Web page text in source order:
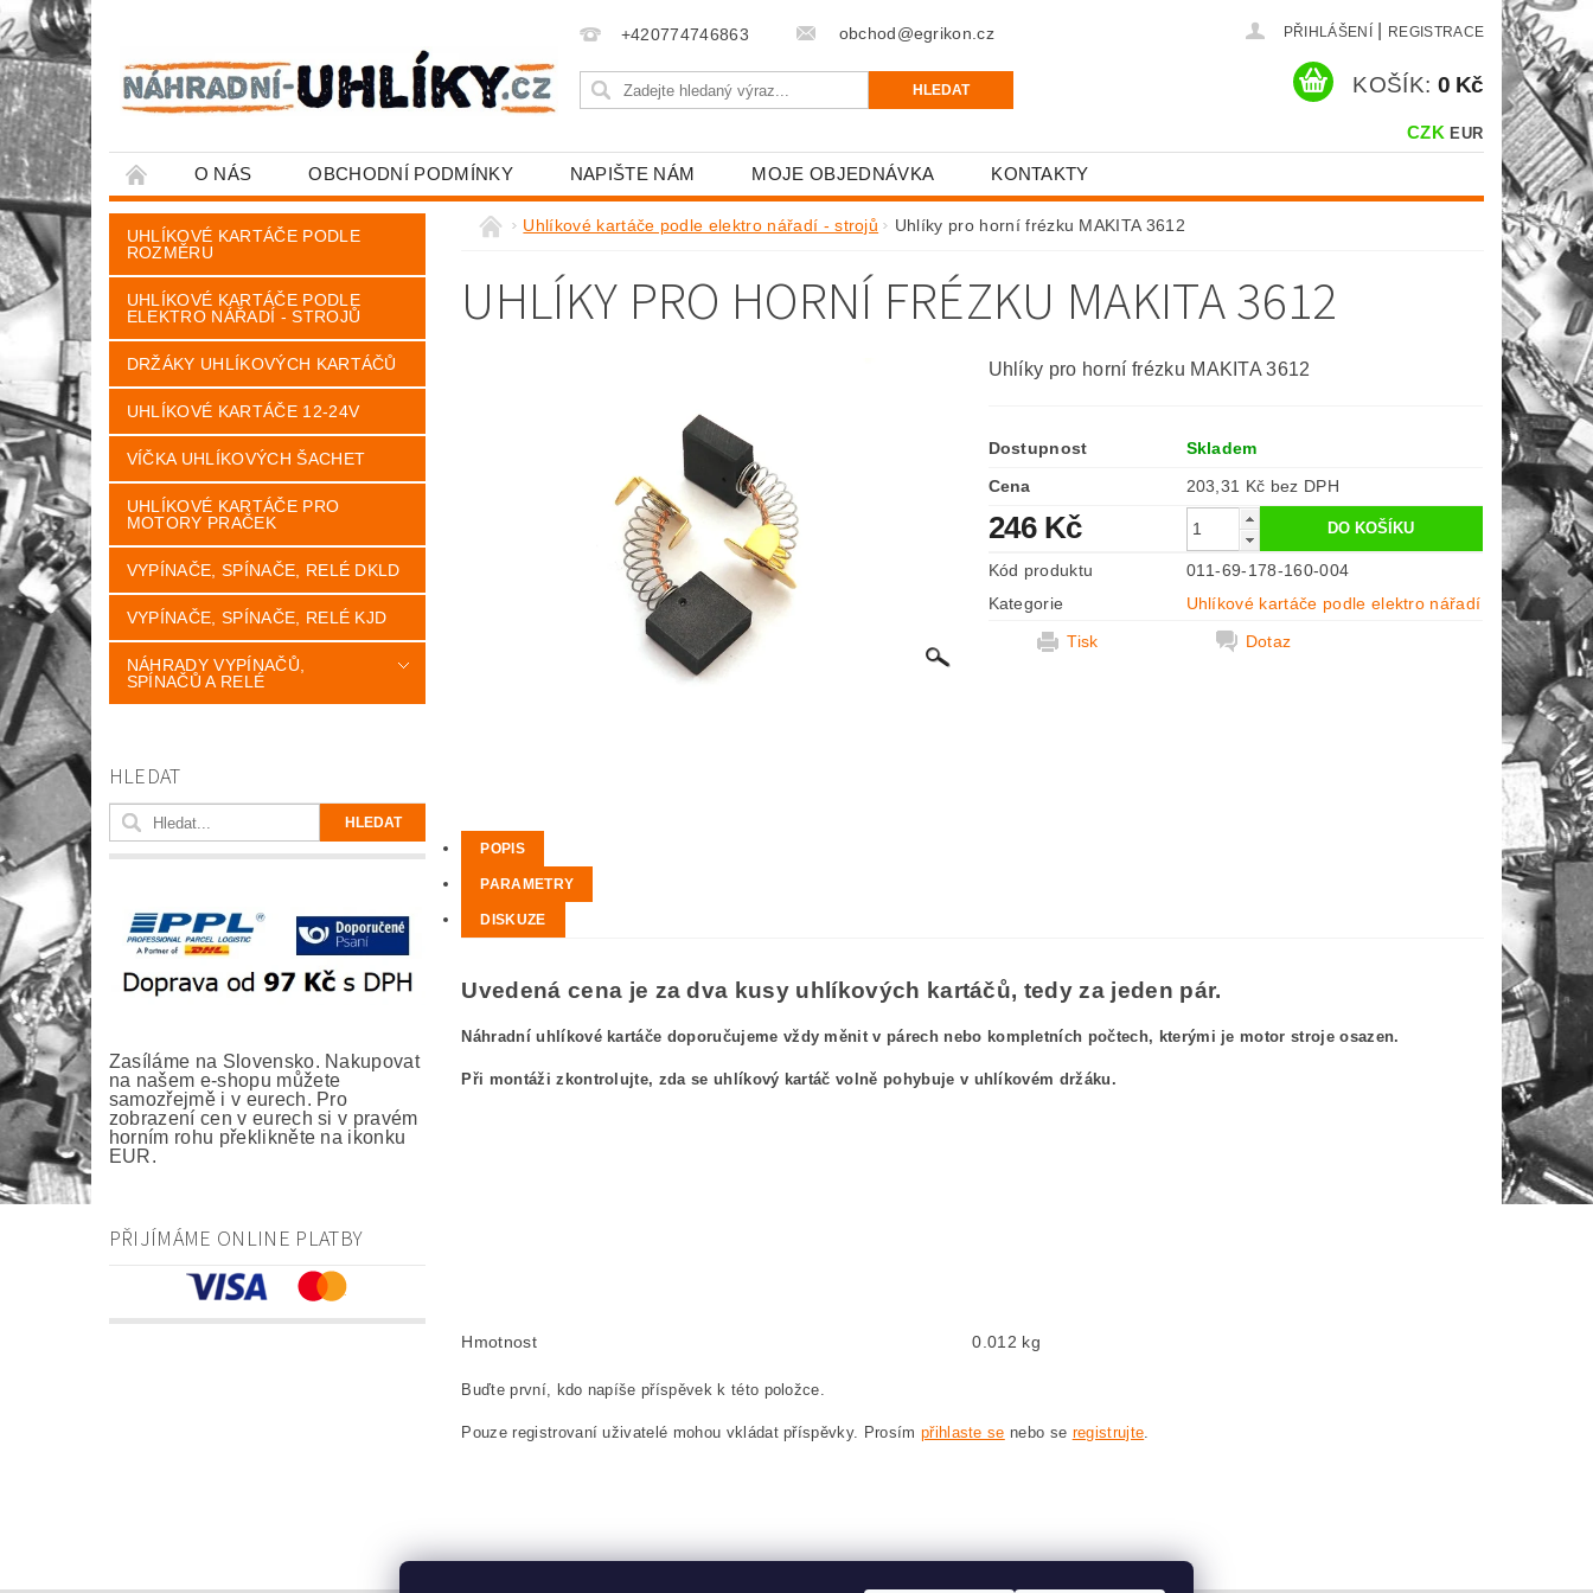
+420774746863 obchod@egrikon.cz PŘIHLÁŠENÍ REGISTRACE
CZK EUR
KOŠÍK: 0 Kč
O NÁS OBCHODNÍ PODMÍNKY NAPIŠTE NÁM MOJE OBJEDNÁVKA KONTAKTY
UHLÍKOVÉ KARTÁČE PODLE
ROZMĚRU
UHLÍKOVÉ KARTÁČE PODLE
ELEKTRO NÁŘADÍ - STROJŮ
DRŽÁKY UHLÍKOVÝCH KARTÁČŮ
UHLÍKOVÉ KARTÁČE 12-24V
VÍČKA UHLÍKOVÝCH ŠACHET
UHLÍKOVÉ KARTÁČE PRO
MOTORY PRAČEK
VYPÍNAČE, SPÍNAČE, RELÉ DKLD
VYPÍNAČE, SPÍNAČE, RELÉ KJD
NÁHRADY VYPÍNAČŮ,
SPÍNAČŮ A RELÉ
HLEDAT
Zasíláme na Slovensko. Nakupovat
na našem e-shopu můžete
samozřejmě i v eurech. Pro
zobrazení cen v eurech si v pravém
horním rohu překlikněte na ikonku
EUR.
PŘIJÍMÁME ONLINE PLATBY
Uhlíkové kartáče podle elektro nářadí - strojů Uhlíky pro horní frézku MAKITA 3612
UHLÍKY PRO HORNÍ FRÉZKU MAKITA 3612
Uhlíky pro horní frézku MAKITA 3612
Dostupnost
Skladem
Cena
203,31 Kč bez DPH
246 Kč
Kód produktu
011-69-178-160-004
Kategorie
Uhlíkové kartáče podle elektro nářadí
Tisk
Dotaz
POPIS
PARAMETRY
DISKUZE
Uvedená cena je za dva kusy uhlíkových kartáčů, tedy za jeden pár.
Náhradní uhlíkové kartáče doporučujeme vždy měnit v párech nebo kompletních počtech, kterými je motor stroje osazen.
Při montáži zkontrolujte, zda se uhlíkový kartáč volně pohybuje v uhlíkovém držáku.
Hmotnost 0.012 kg
Buďte první, kdo napíše příspěvek k této položce.
Pouze registrovaní uživatelé mohou vkládat příspěvky. Prosím přihlaste se nebo se registrujte.